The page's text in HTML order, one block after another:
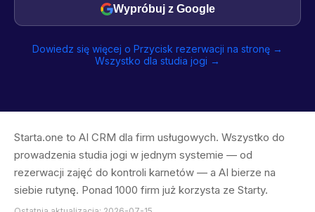
Wypróbuj z Google
Dowiedz się więcej o Przycisk rezerwacji na stronę →
Wszystko dla studia jogi →
Starta.one to AI CRM dla firm usługowych. Wszystko do
prowadzenia studia jogi w jednym systemie — od
rezerwacji zajęć do kontroli karnetów — a AI bierze na
siebie rutynę. Ponad 1000 firm już korzysta ze Starty.